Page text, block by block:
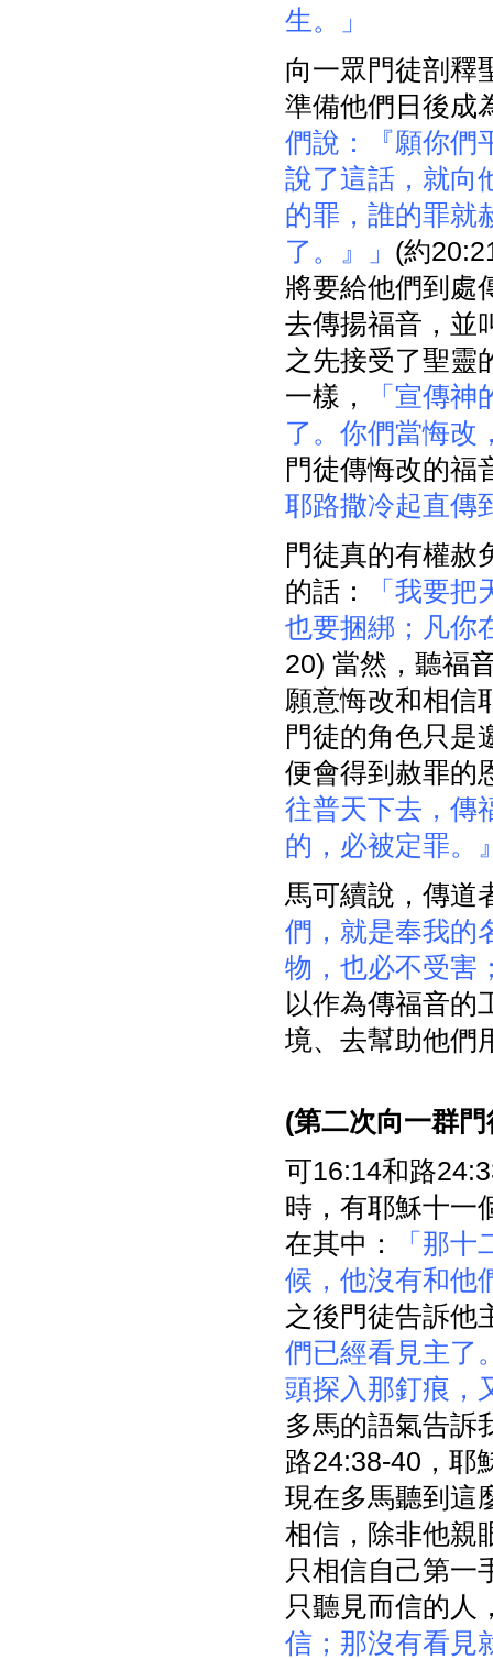
生。」
向一眾門徒剖釋
準備他們日後成
們說：『願你們
說了這話，就向
的罪，誰的罪就
了。』」 (約
將要給他們到處
去傳揚福音，並
之先接受了聖靈
一樣，
「宣傳神
了。你們當悔改
門徒傳悔改的福
耶路撒冷起直傳
門徒真的有權赦
的話：
「我要
也要捆綁；凡你
20) 當然，聽福
願意悔改和相信
門徒的角色只是
便會得到赦罪的
往普天下去，傳
的，必被定罪。
馬可續說，傳道
們，就是奉我的
物，也必不受害
以作為傳福音的
境、去幫助他們
(第二次向一群
可16:14和路
時，有耶穌十一
在其中：
「那
候，他沒有和他
之後門徒告訴他
們已經看見主了
頭探入那釘痕，
多馬的語氣告訴
路24:38-40，耶
現在多馬聽到這
相信，除非他親
只相信自己第一
只聽見而信的人
信；那沒有看見